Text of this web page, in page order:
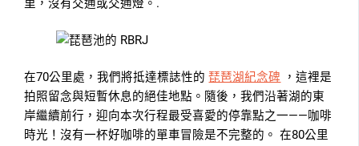
里，沒有交通或交通燈。.
在70公里處，我們將抵達標誌性的琵琶湖紀念碑 ，這裡是
拍照留念與短暫休息的絕佳地點。隨後，我們沿著湖的東
岸繼續前行，迎向本次行程最受喜愛的停靠點之一——咖啡
時光！沒有一杯好咖啡的單車冒險是不完整的。 在80公里